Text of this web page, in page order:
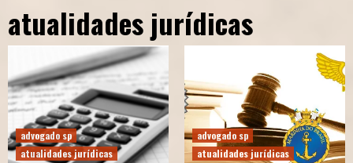
atualidades jurídicas
advogado sp
atualidades jurídicas
advogado sp
atualidades jurídicas